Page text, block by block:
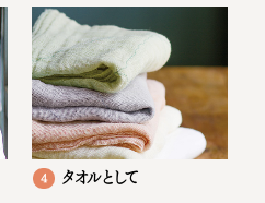
4 タオルとして